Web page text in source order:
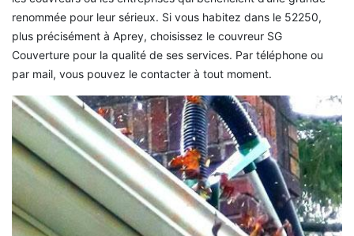
renommée pour leur sérieux. Si vous habitez dans le 52250,
plus précisément à Aprey, choisissez le couvreur SG
Couverture pour la qualité de ses services. Par téléphone ou
par mail, vous pouvez le contacter à tout moment.